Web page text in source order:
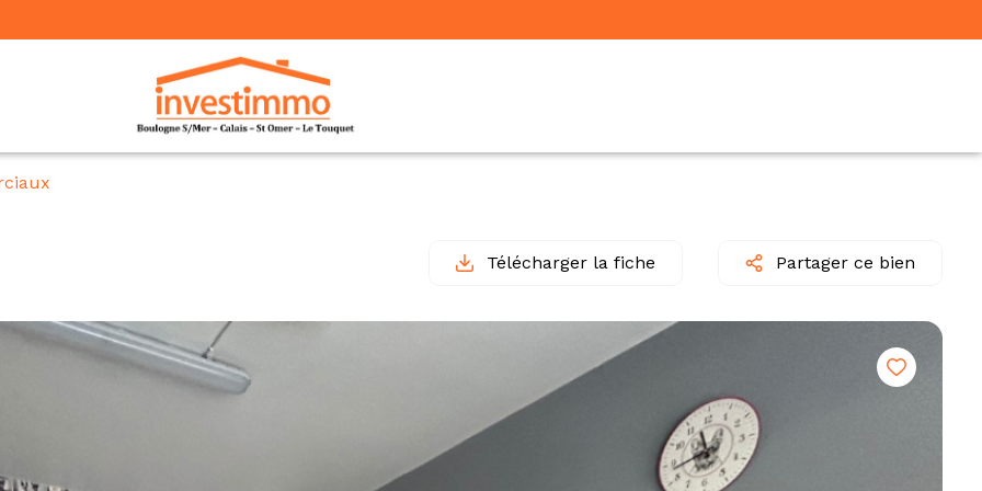
Télécharger la fiche Partager ce bien